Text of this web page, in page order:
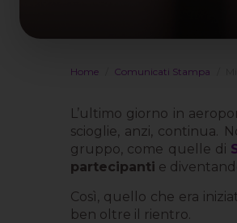
Home Comunicati Stampa
L’ultimo giorno in
scioglie, anzi, continua.
gruppo, come quelle di
partecipanti e
Così, quello che era
ben oltre il rientro.